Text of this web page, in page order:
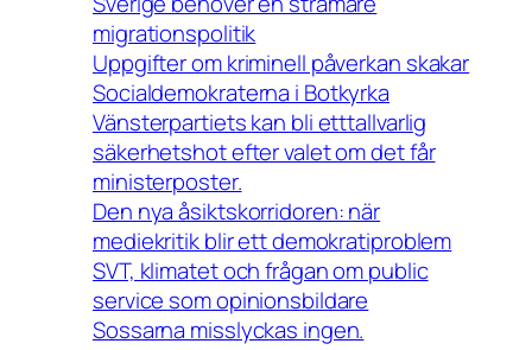
migrationspolitik
Uppgifter om kriminell påverkan skakar
Socialdemokraterna i Botkyrka
Vänsterpartiets kan bli etttallvarlig
säkerhetshot efter valet om det får
ministerposter.
Den nya åsiktskorridoren: när
mediekritik blir ett demokratiproblem
SVT, klimatet och frågan om public
service som opinionsbildare
Sossarna misslyckas ingen.